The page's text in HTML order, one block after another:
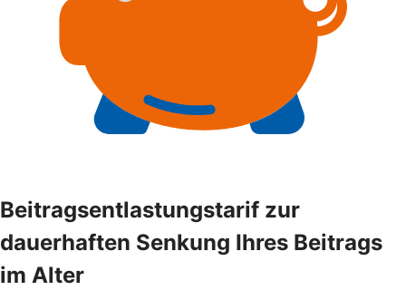
Beitragsentlastungstarif zur
dauerhaften Senkung Ihres Beitrags
im Alter